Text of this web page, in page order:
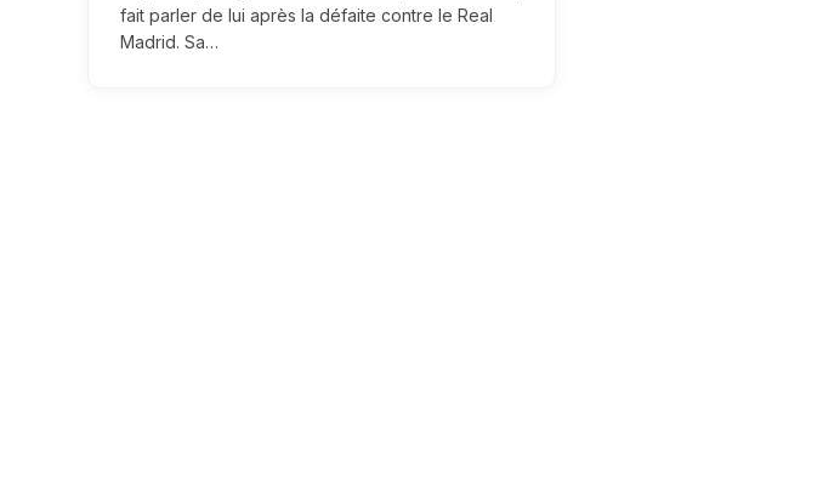
fait parler de lui après la défaite contre le Real
Madrid. Sa…